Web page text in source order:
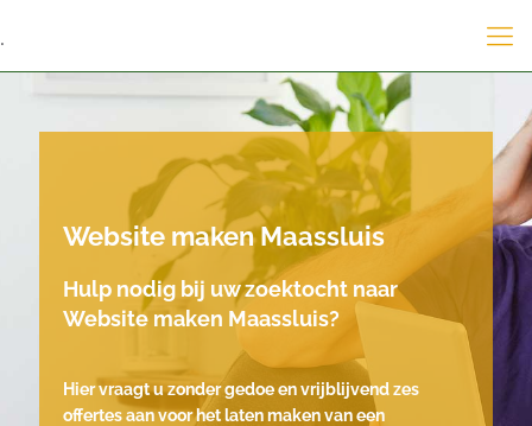
.
Website maken Maassluis
Hulp nodig bij uw zoektocht naar
Website maken Maassluis?
Hier vraagt u zonder gedoe en vrijblijvend zes
offertes aan voor het laten maken van een